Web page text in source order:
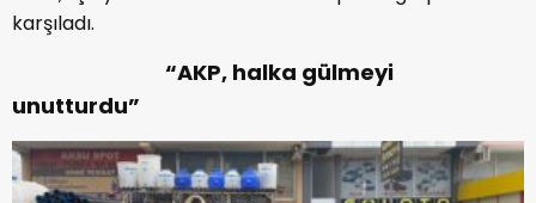
karşıladı.
“AKP, halka gülmeyi
unutturdu”